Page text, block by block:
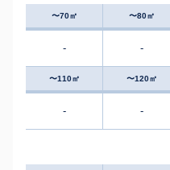
〜70㎡ 〜80㎡
- -
〜110㎡ 〜120㎡
- -